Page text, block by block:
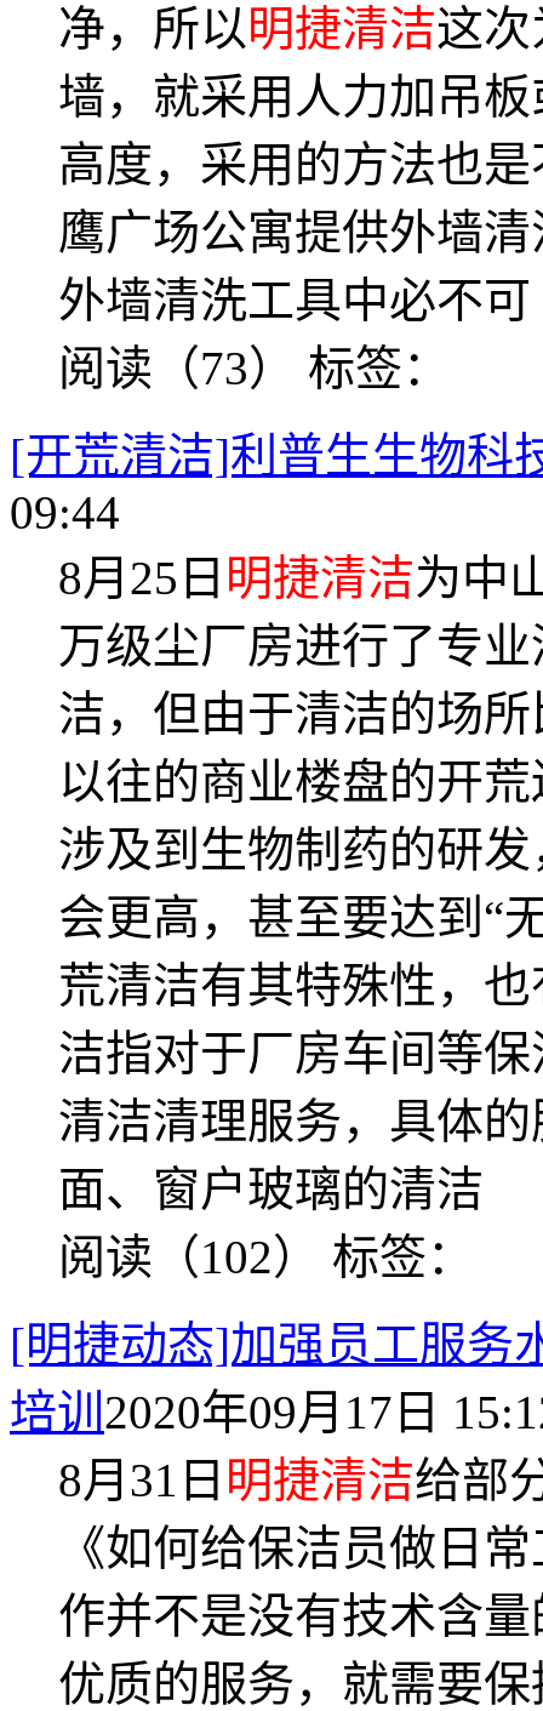
净，所以明捷清洁这
墙，就采用人力加吊
高度，采用的方法也
鹰广场公寓提供外墙
外墙清洗工具中必不可
阅读（73） 标签：
[开荒清洁]利普生生物科
09:44
8月25日 明捷清洁为中
万级尘厂房进行了专
洁，但由于清洁的场
以往的商业楼盘的开
涉及到生物制药的研
会更高，甚至要达到“
荒清洁有其特殊性，
洁指对于厂房车间等
清洁清理服务，具体
面、窗户玻璃的清洁
阅读（102） 标签：
[明捷动态]加强员工服务
培训 2020年09月17日
8月31日 明捷清洁给部
《如何给保洁员做日
作并不是没有技术含
优质的服务，就需要